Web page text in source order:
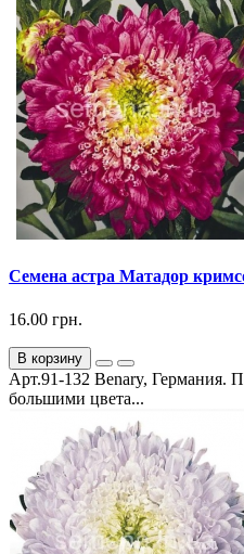
Семена астра Матадор
16.00 грн.
В корзину
Арт.91-132 Benary, Германия.
большими цвета...